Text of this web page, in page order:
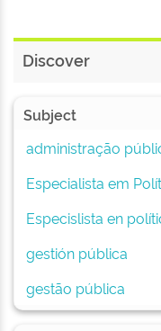
Discover
Subject
administração
Especialista em
Especislista en
gestión pública
gestão pública